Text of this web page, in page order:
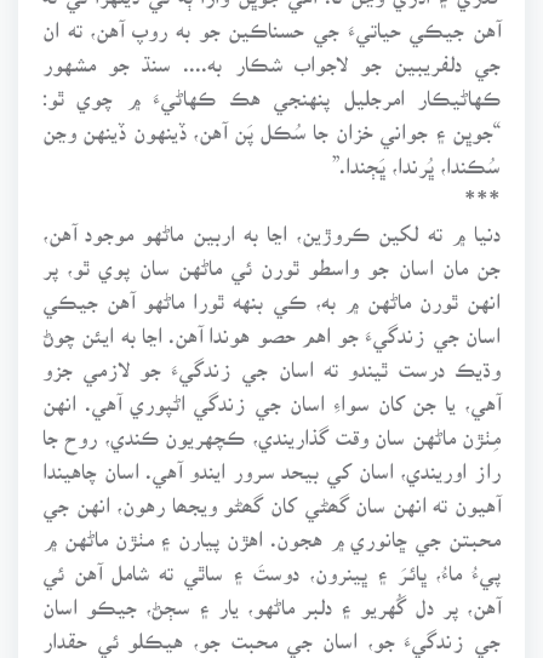
آهن جيڪي حياتيءَ جي حسناڪين جو به روپ آهن، ته ان
جي دلفريبين جو لاجواب شڪار به.... سنڌ جو مشهور
ڪهاڻيڪار امرجليل پنهنجي هڪ ڪهاڻيءَ ۾ چوي ٿو:
“جوڀن ۽ جواني خزان جا سُڪل پَن آهن، ڏينهون ڏينهن وڃن
سُڪندا، ڀُرندا، ڀَڄندا.”
***
دنيا ۾ ته لکين ڪروڙين، اڃا به اربين ماڻهو موجود آهن،
جن مان اسان جو واسطو ٿورن ئي ماڻهن سان پوي ٿو، پر
انهن ٿورن ماڻهن ۾ به، ڪي بنهه ٿورا ماڻهو آهن جيڪي
اسان جي زندگيءَ جو اهم حصو هوندا آهن. اڃا به ايئن چوڻ
وڌيڪ درست ٿيندو ته اسان جي زندگيءَ جو لازمي جزو
آهي، يا جن کان سواءِ اسان جي زندگي اڻپوري آهي. انهن
مِٺڙن ماڻهن سان وقت گذاريندي، ڪچهريون ڪندي، روح جا
راز اوريندي، اسان کي بيحد سرور ايندو آهي. اسان چاهيندا
آهيون ته انهن سان گھڻي کان گھڻو ويجھا رهون، انهن جي
محبتن جي ڇانوري ۾ هجون. اهڙن پيارن ۽ مٺڙن ماڻهن ۾
پيءُ ماءُ، ڀائـرَ ۽ ڀينرون، دوستَ ۽ ساٿي ته شامل آهن ئي
آهن، پر دل گُهريو ۽ دلبر ماڻهو، يار ۽ سڄڻ، جيڪو اسان
جي زندگيءَ جو، اسان جي محبت جو، هيڪلو ئي حقدار